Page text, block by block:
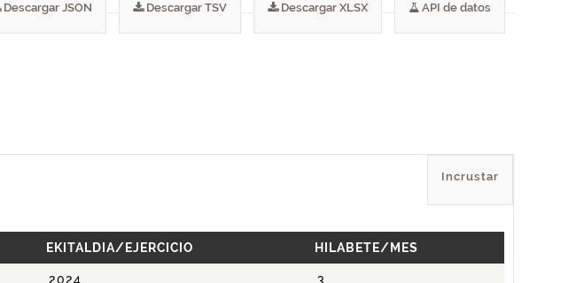
Descargar JSON Descargar TSV Descargar XLSX API de datos
Incrustar
EKITALDIA/EJERCICIO HILABETE/MES
2024 3